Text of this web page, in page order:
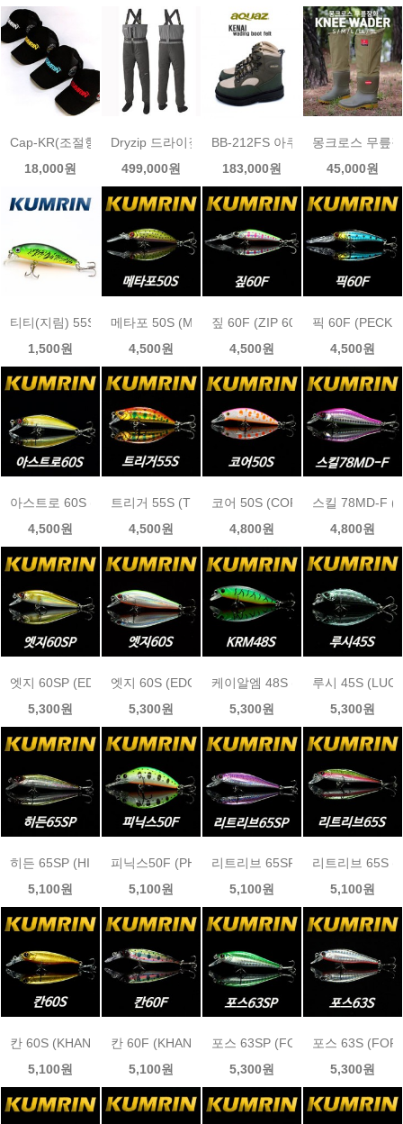
Cap-KR(조절형) 금린 낚시모자
18,000원
Dryzip 드라이짚아쿠아즈 웨이더
499,000원
BB-212FS 아쿠아즈 계류화
183,000원
몽크로스 무릎
45,000원
티티(지림) 55S실속미노우
1,500원
메타포 50S (METAPHOR 50S)금린미노우 size
4,500원
짚 60F (ZIP 60F)금린미노우 size
4,500원
픽 60F (PECK
4,500원
아스트로 60S (ASTRO 60S)금린미노우 size 60mm / weight 7.6g
4,500원
트리거 55S (TRIGGER 55S)금린미노우 size
4,500원
코어 50S (CORE 50S)금린미노
4,800원
스킬 78MD-F
4,800원
엣지 60SP (EDGE 60SP)금린미노우 size 60mm / weight 4.85g
5,300원
엣지 60S (EDGE 60S)금린미노우 size 60mm /
5,300원
케이알엠 48S (KRM 48S)금린미
5,300원
루시 45S
5,300원
히든 65SP (HIDDEN 65SP)금린미노우 size 65mm / weight 5.2g
5,100원
피닉스50F (PHOENIX 50F)금린미노우 size 50mm
5,100원
리트리브 65SP (RETERIEVE
5,100원
리트리브 65S
5,100원
칸 60S (KHAN 60S)금린미노우 size 60mm / weight 5.3g
5,100원
칸 60F (KHAN 60F)금린미노우 size 60mm / weight
5,100원
포스 63SP (FORCE 63SP)금린
5,300원
포스 63S
5,300원